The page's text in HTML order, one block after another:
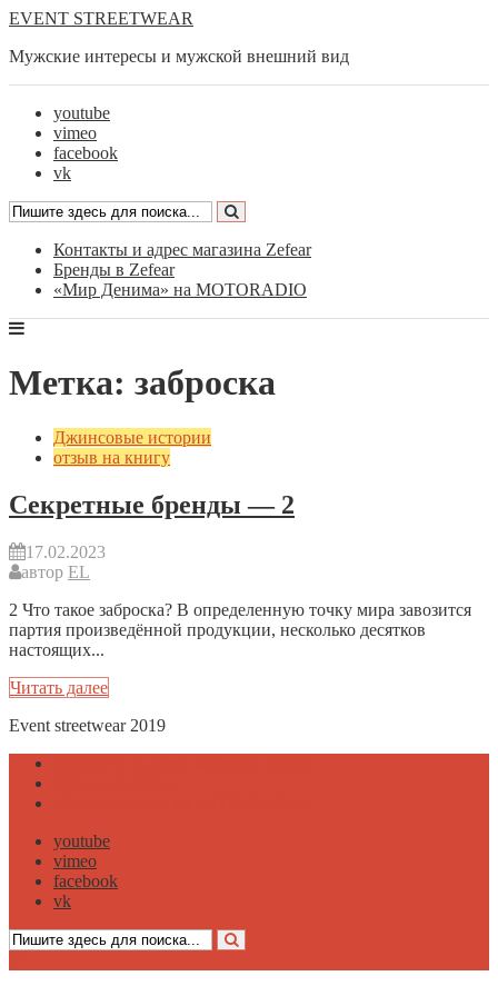
EVENT STREETWEAR
Мужские интересы и мужской внешний вид
youtube
vimeo
facebook
vk
Контакты и адрес магазина Zefear
Бренды в Zefear
«Мир Денима» на MOTORADIO
Метка: заброска
Джинсовые истории
отзыв на книгу
Секретные бренды — 2
17.02.2023
автор EL
2 Что такое заброска? В определенную точку мира завозится
партия произведённой продукции, несколько десятков
настоящих...
Читать далее
Event streetwear 2019
youtube
vimeo
facebook
vk